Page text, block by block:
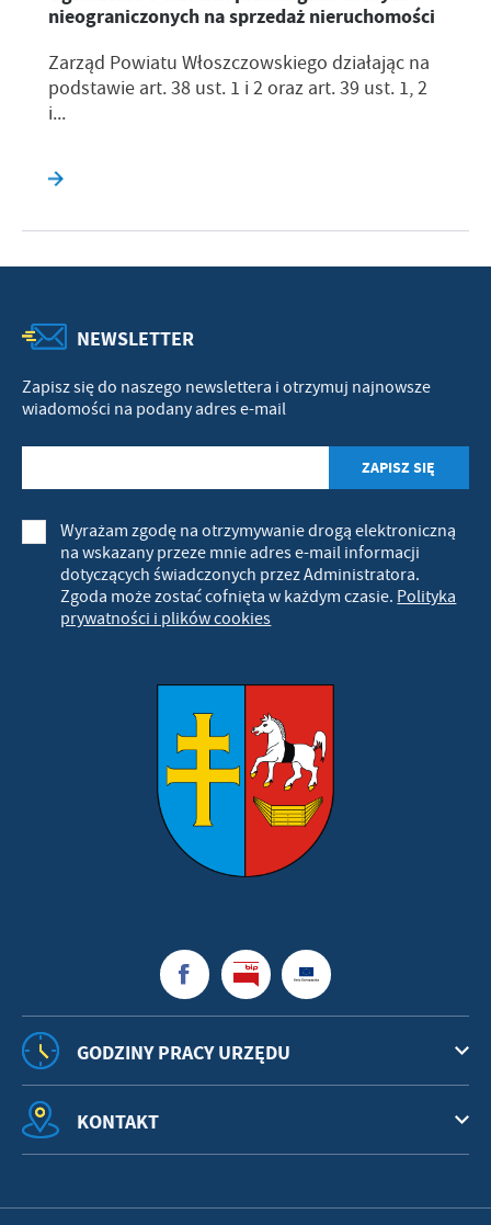
nieograniczonych na sprzedaż nieruchomości
Zarząd Powiatu Włoszczowskiego działając na
podstawie art. 38 ust. 1 i 2 oraz art. 39 ust. 1, 2
i...
NEWSLETTER
Zapisz się do naszego newslettera i otrzymuj najnowsze
wiadomości na podany adres e-mail
Wyrażam zgodę na otrzymywanie drogą elektroniczną
na wskazany przeze mnie adres e-mail informacji
dotyczących świadczonych przez Administratora.
Zgoda może zostać cofnięta w każdym czasie. Polityka
prywatności i plików cookies
GODZINY PRACY URZĘDU
KONTAKT